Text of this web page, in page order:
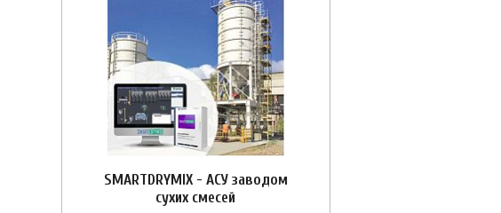
SMARTDRYMIX - АСУ заводом
сухих смесей